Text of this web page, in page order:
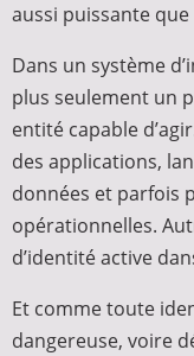
aussi puissante
Dans un système
plus seulement un
entité capable
des applications,
données et parfois
opérationnelles.
d’identité active
Et comme toute
dangereuse, voire